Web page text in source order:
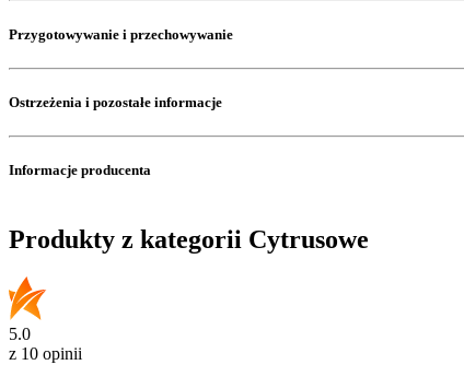
Przygotowywanie i przechowywanie
Ostrzeżenia i pozostałe informacje
Informacje producenta
Produkty z kategorii Cytrusowe
5.0
z 10 opinii